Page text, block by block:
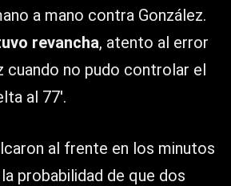
a mano contra González.
revancha, atento al error
cuando no pudo controlar el
al 77′.
al frente en los minutos
probabilidad de que dos